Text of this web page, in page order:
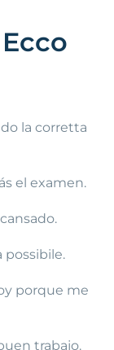
la corretta
el examen.
possibile.
porque me
trabajo.